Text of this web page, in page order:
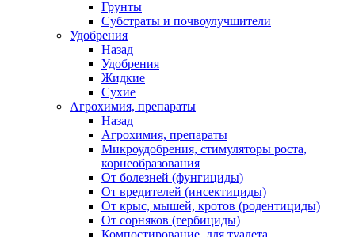
Грунты
Субстраты и почвоулучшители
Удобрения
Назад
Удобрения
Жидкие
Сухие
Агрохимия, препараты
Назад
Агрохимия, препараты
Микроудобрения, стимуляторы роста,
корнеобразования
От болезней (фунгициды)
От вредителей (инсектициды)
От крыс, мышей, кротов (родентициды)
От сорняков (гербициды)
Компостирование, для туалета